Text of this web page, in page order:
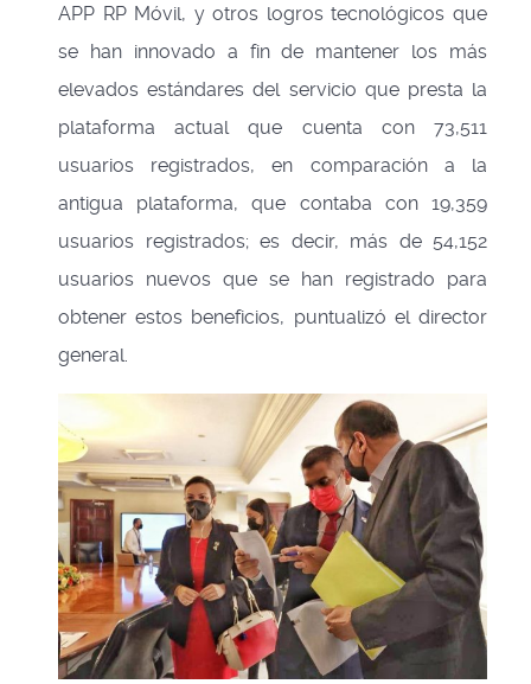
APP RP Móvil, y otros logros tecnológicos que
se han innovado a fin de mantener los más
elevados estándares del servicio que presta la
plataforma actual que cuenta con 73,511
usuarios registrados, en comparación a la
antigua plataforma, que contaba con 19,359
usuarios registrados; es decir, más de 54,152
usuarios nuevos que se han registrado para
obtener estos beneficios, puntualizó el director
general.